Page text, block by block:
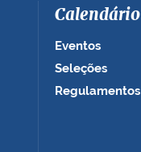
Calendário
Eventos
Seleções
Regulamentos